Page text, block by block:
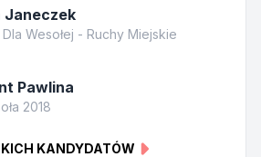
Janeczek
Wesołej - Ruchy Miejskie
Pawlina
2018
KANDYDATÓW